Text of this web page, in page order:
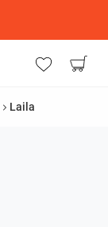
Laila